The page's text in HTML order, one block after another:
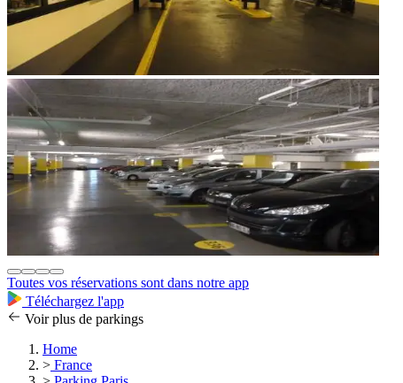
Toutes vos réservations sont dans notre app
Téléchargez l'app
Voir plus de parkings
Home
> France